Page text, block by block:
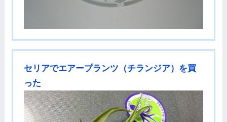
セリアでエアープランツ（チランジア）を買
った